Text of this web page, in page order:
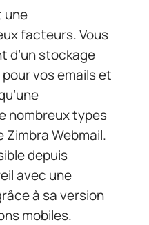
une
facteurs. Vous
d’un stockage
vos emails et
nombreux types
Webmail.
depuis
avec une
à sa version
mobiles.